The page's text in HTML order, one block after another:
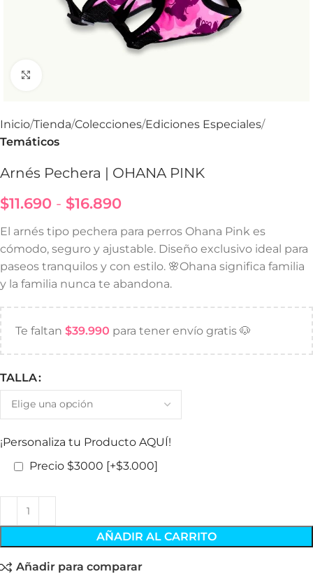
Inicio Tienda Colecciones Ediciones Especiales
Temáticos
Arnés Pechera | OHANA PINK
$11.690 - $16.890
El arnés tipo pechera para perros Ohana Pink es
cómodo, seguro y ajustable. Diseño exclusivo ideal para
paseos tranquilos y con estilo. 🌸Ohana significa familia
y la familia nunca te abandona.
Te faltan $39.990 para tener envío gratis 🐶
TALLA
¡Personaliza tu Producto AQUÍ!
Precio $3000 [+$3.000]
AÑADIR AL CARRITO
Añadir para comparar